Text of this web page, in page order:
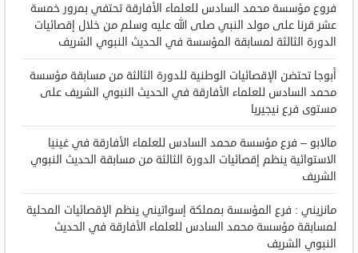
فروع مؤسسة محمد السادس للعلماء الأفارقة تحتفي بمرور خمسة
عشر قرنا على مولد النبي صلى الله عليه وسلم من خلال إقصائيات
الدورة الثالثة لمسابقة المؤسسة في الحديث النبوي الشريف
أبوجا تحتضن الإقصائيات الوطنية للدورة الثالثة من مسابقة مؤسسة
محمد السادس للعلماء الأفارقة في الحديث النبوي الشريف على
مستوى فرع نيجيريا
مالابو – فرع مؤسسة محمد السادس للعلماء الأفارقة في غينيا
الاستوائية ينظم إقصائيات الدورة الثالثة من مسابقة الحديث النبوي
الشريف
مانزيني : فرع المؤسسة بمملكة إسواتيني ينظم الإقصائيات المحلية
لمسابقة مؤسسة محمد السادس للعلماء الأفارقة في الحديث
النبوي الشريف